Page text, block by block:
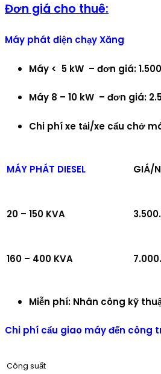
Đơn giá cho thuê:
Máy phát điện chạy Xăng
Máy < 5 kW – đơn giá:
Máy 8 – 10 kW – đơn giá:
Chi phí xe tải/xe cẩu chở
MÁY PHÁT DIESEL GIÁ/
20 – 150 KVA
160 – 400 KVA
Miễn phí: Nhân công kỹ
Chi phí cẩu giao máy đến công
Công suất